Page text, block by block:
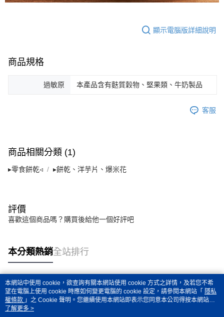
顯示電腦版詳細說明
商品規格
過敏原 本產品含有麩質穀物、堅果類、牛奶製品
客服
商品相關分類 (1)
▸零食餅乾◃ ▸餅乾、洋芋片、爆米花
評價
喜歡這個商品嗎？購買後給他一個好評吧
本分類熱銷全站排行
熱門標籤
本網站中使用 cookie，欲查詢有關本網站使用 cookie 方式之詳情，及若您不希
望在電腦上使用 cookie 時應如何變更電腦的 cookie 設定，請參閱本網站「 隱私
權條款 」之 Cookie 聲明。您繼續使用本網站即表示您同意本公司得按本網站使
用條款之 Cookie 聲明使用 cookie。
了解更多 >